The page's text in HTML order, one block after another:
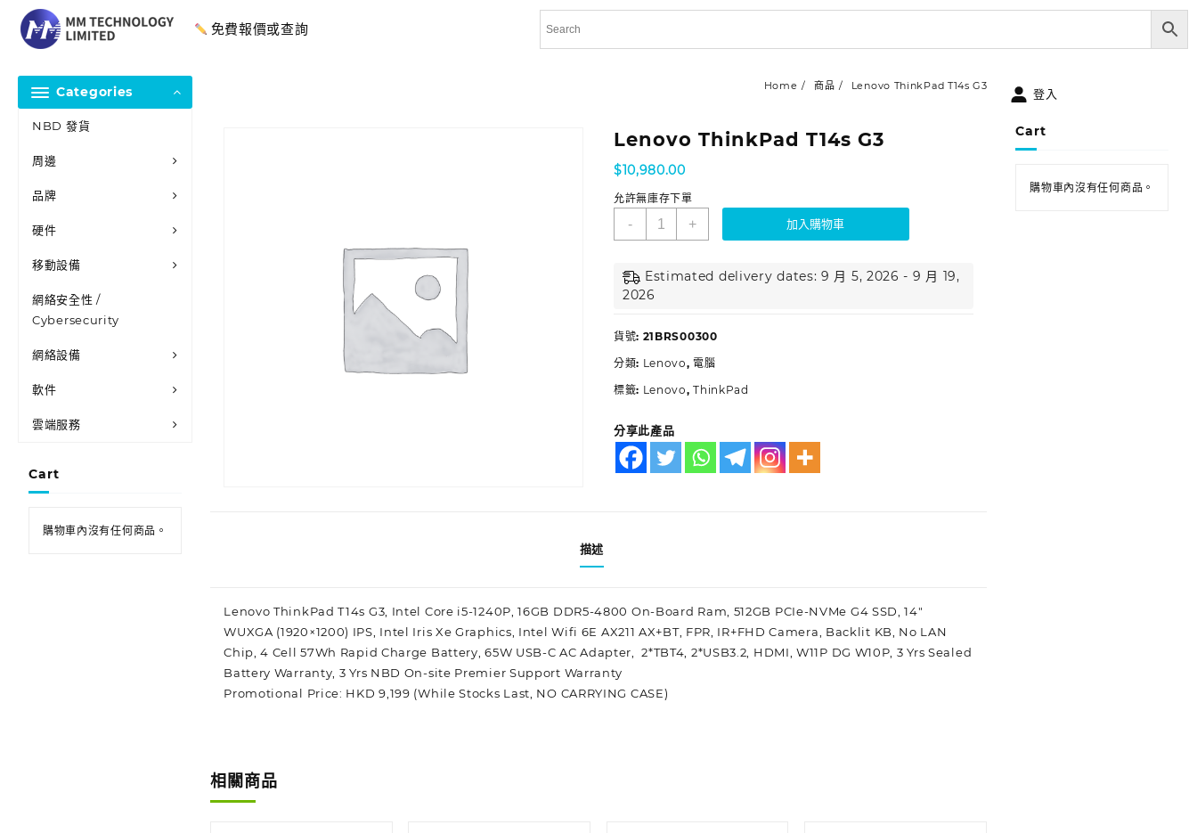
免費報價或查詢
Categories
NBD 發貨
周邊
品牌
硬件
移動設備
網絡安全性 /
Cybersecurity
網絡設備
軟件
雲端服務
Cart
購物車內沒有任何商品。
Home 商品 Lenovo ThinkPad T14s G3
Lenovo ThinkPad T14s G3
$10,980.00
允許無庫存下單
- + 加入購物車
Estimated delivery dates: 9 月 5, 2026 - 9 月 19,
2026
貨號: 21BRS00300
分類: Lenovo, 電腦
標籤: Lenovo,ThinkPad
分享此產品
描述
Lenovo ThinkPad T14s G3, Intel Core i5-1240P, 16GB DDR5-4800 On-Board Ram, 512GB PCIe-NVMe G4 SSD, 14″
WUXGA (1920×1200) IPS, Intel Iris Xe Graphics, Intel Wifi 6E AX211 AX+BT, FPR, IR+FHD Camera, Backlit KB, No LAN
Chip, 4 Cell 57Wh Rapid Charge Battery, 65W USB-C AC Adapter, 2*TBT4, 2*USB3.2, HDMI, W11P DG W10P, 3 Yrs Sealed
Battery Warranty, 3 Yrs NBD On-site Premier Support Warranty
Promotional Price: HKD 9,199 (While Stocks Last, NO CARRYING CASE)
相關商品
登入
Cart
購物車內沒有任何商品。